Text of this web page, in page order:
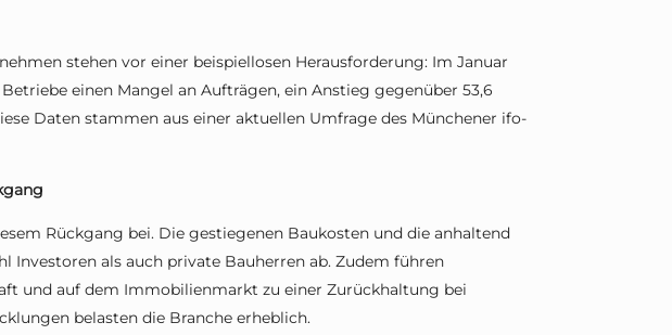
stehen vor einer beispiellosen Herausforderung: Im Januar
einen Mangel an Aufträgen, ein Anstieg gegenüber 53,6
Daten stammen aus einer aktuellen Umfrage des Münchener ifo-
Rückgang bei. Die gestiegenen Baukosten und die anhaltend
Investoren als auch private Bauherren ab. Zudem führen
und auf dem Immobilienmarkt zu einer Zurückhaltung bei
belasten die Branche erheblich.